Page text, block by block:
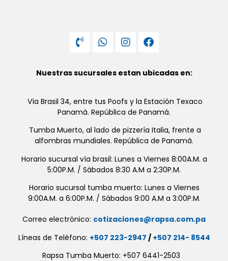
Nuestras sucursales estan ubicadas en:
Vía Brasil 34, entre tus Poofs y la Estación Texaco
Panamá. República de Panamá.
Tumba Muerto, al lado de pizzería Italia, frente a
alfombras mundiales. República de Panamá.
Horario sucursal vía brasil: Lunes a Viernes 8:00A.M. a
5:00P.M. / Sábados 8:30 A.M a 2:30P.M.
Horario sucursal tumba muerto: Lunes a Viernes
9:00A.M. a 6:00P.M. / Sábados 9:00 A.M a 3:00P.M.
Correo electrónico: cotizaciones@rapsa.com.pa
Líneas de Teléfono: +507 223-2947 / +507 214- 8544
Rapsa Tumba Muerto: +507 6441-2503